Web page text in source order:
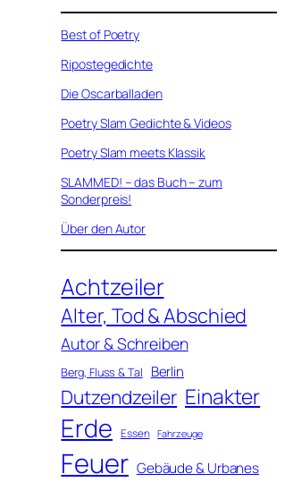
Best of Poetry
Ripostegedichte
Die Oscarballaden
Poetry Slam Gedichte & Videos
Poetry Slam meets Klassik
SLAMMED! – das Buch – zum
Sonderpreis!
Über den Autor
Achtzeiler
Alter, Tod & Abschied
Autor & Schreiben
Berg, Fluss & Tal Berlin
Dutzendzeiler Einakter
Erde Essen Fahrzeuge
Feuer Gebäude & Urbanes